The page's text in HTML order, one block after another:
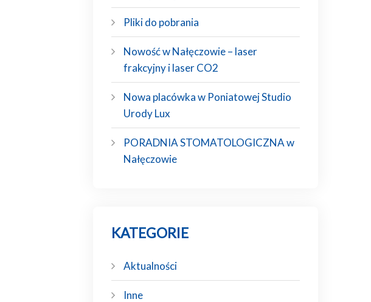
Pliki do pobrania
Nowość w Nałęczowie – laser
frakcyjny i laser CO2
Nowa placówka w Poniatowej Studio
Urody Lux
PORADNIA STOMATOLOGICZNA w
Nałęczowie
KATEGORIE
Aktualności
Inne